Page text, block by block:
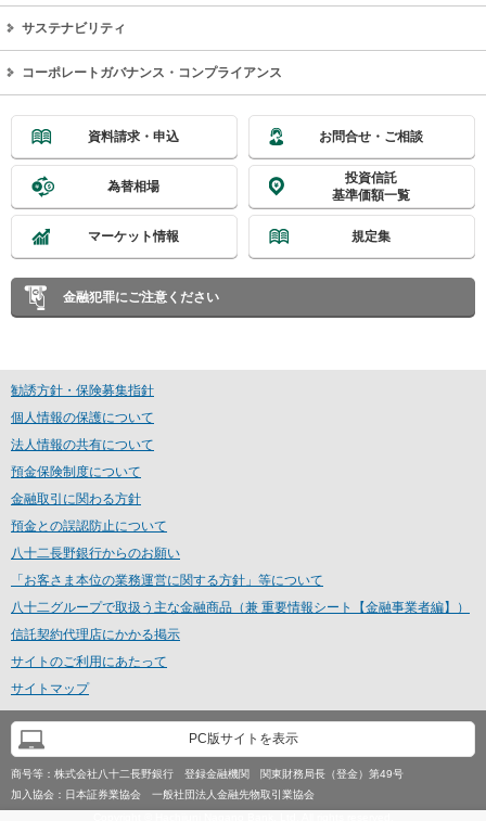
サステナビリティ
コーポレートガバナンス・コンプライアンス
資料請求・申込 お問合せ・ご相談
為替相場
投資信託
基準価額一覧
マーケット情報 規定集
金融犯罪にご注意ください
勧誘方針・保険募集指針
個人情報の保護について
法人情報の共有について
預金保険制度について
金融取引に関わる方針
預金との誤認防止について
八十二長野銀行からのお願い
「お客さま本位の業務運営に関する方針」等について
八十二グループで取扱う主な金融商品（兼 重要情報シート【金融事業者編】）
信託契約代理店にかかる掲示
サイトのご利用にあたって
サイトマップ
PC版サイトを表示
商号等： 株式会社八十二長野銀行 登録金融機関 関東財務局長（登金）第49号
加入協会： 日本証券業協会 一般社団法人金融先物取引業協会